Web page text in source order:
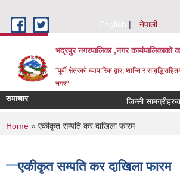
English
नेपाली
भद्रपुर नगरपालिका ,नगर कार्यपालिकाको
"पूर्वी क्षेत्रको व्यापारिक द्वार, शान्ति र
नगर"
समाचार जिन्सी सामग्रीहरुको
You are here
Home » एकीकृत सम्पति कर दाखिला फारम
एकीकृत सम्पति कर दाखिला फारम